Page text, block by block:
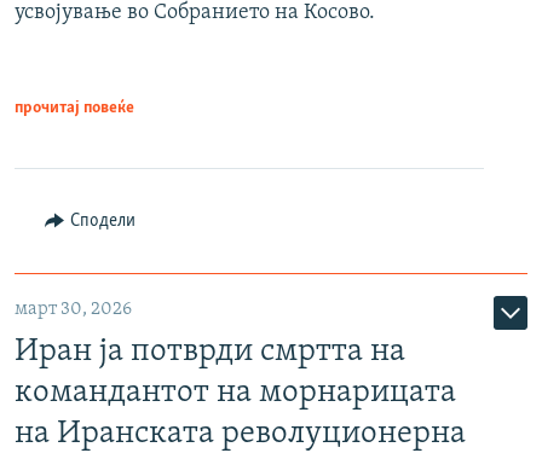
усвојување во Собранието на Косово.
прочитај повеќе
Сподели
март 30, 2026
Иран ја потврди смртта на
командантот на морнарицата
на Иранската револуционерна